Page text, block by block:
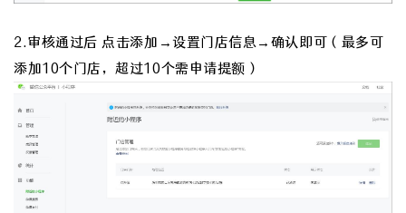
2.审核通过后 点击添加→设置门店信息→确认即可（最多可
添加10个门店，超过10个需申请提额）